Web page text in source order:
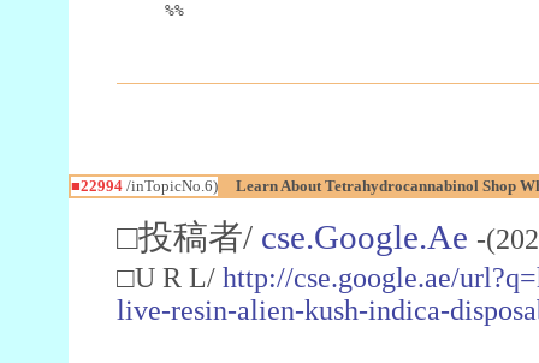
%%
■22994/inTopicNo.6) Learn About Tetrahydrocannabinol Shop
□投稿者/ cse.Google.Ae -
□U R L/ http://cse.google.ae/
live-resin-alien-kush-indica-